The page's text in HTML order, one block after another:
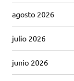
agosto 2026
julio 2026
junio 2026